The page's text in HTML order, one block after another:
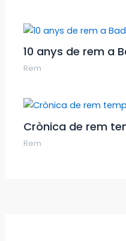
10 anys de rem a
Rem
Crònica de rem
Rem